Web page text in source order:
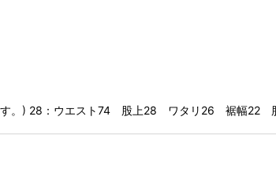
ます。) 28：ウエスト74 股上28 ワタリ26 裾幅22